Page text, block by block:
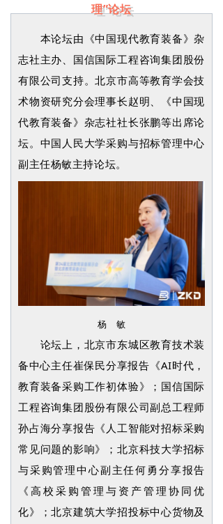
理”论坛
本论坛由《中国现代教育装备》杂
志社主办、国信国际工程咨询集团股份
有限公司支持。北京市高等教育学会技
术物资研究分会理事长赵明、《中国现
代教育装备》杂志社社长张鹏等出席论
坛。 中国人民大学采购与招标管理中心
副主任杨敏主持论坛。
杨 敏
论坛上，北京市东城区教育技术装
备中心主任崔保民分享报告《AI时代，
教育装备采购工作初体验》；国信国际
工程咨询集团股份有限公司副总工程师
孙占海分享报告《人工智能对招标采购
常见问题的影响》；北京科技大学招标
与采购管理中心副主任何勇分享报告
《高校采购管理与资产管理协同优
化》；北京建筑大学招投标中心货物及